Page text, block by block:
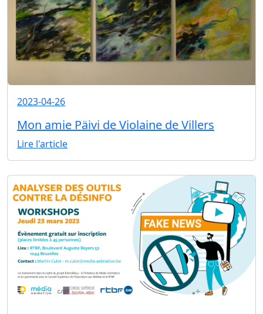
2023-04-26
Mon amie Päivi de Violaine de Villers
Lire l'article